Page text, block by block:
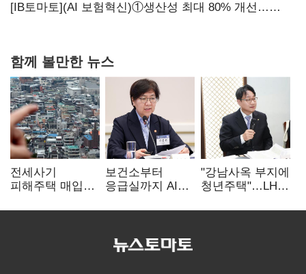
아닌 캐피탈
[IB토마토](AI 보험혁신)①생산성 최대 80% 개선…
함께 볼만한 뉴스
전세사기
피해주택 매입
누적 피해자
보건소부터
응급실까지 AI
혁신 본격화
"강남사옥 부지에
청년주택"…LH도